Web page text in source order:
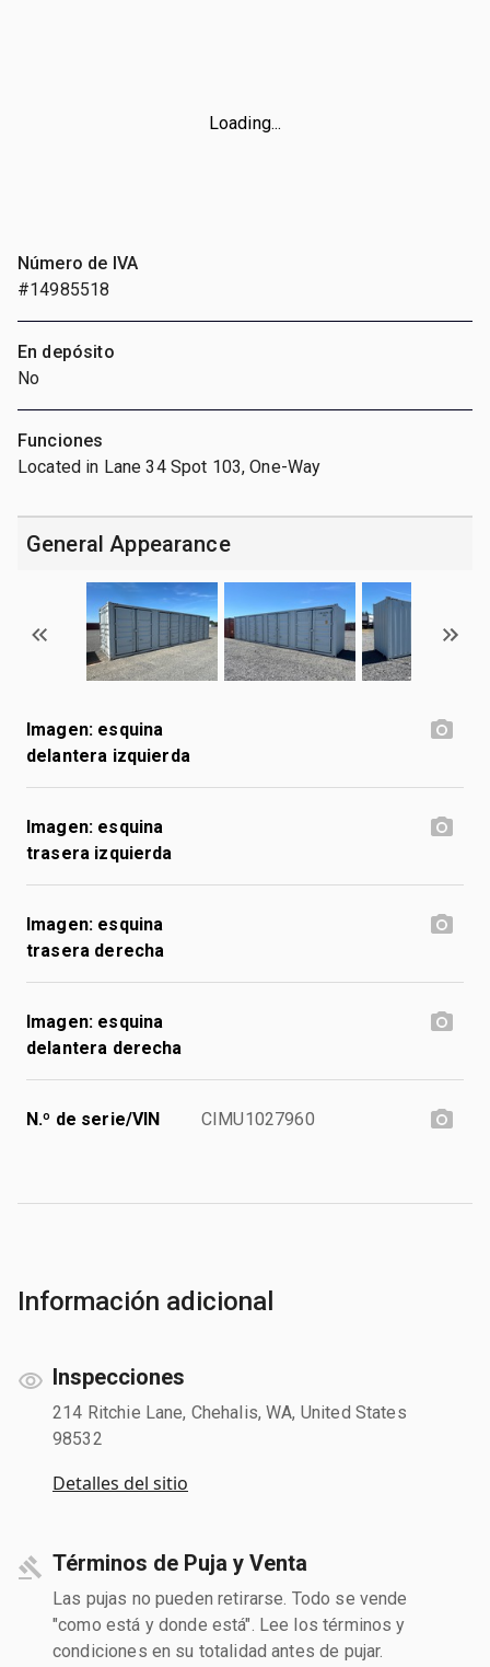
Loading...
Número de IVA
#14985518
En depósito
No
Funciones
Located in Lane 34 Spot 103, One-Way
General Appearance
Imagen: esquina
delantera izquierda
Imagen: esquina
trasera izquierda
Imagen: esquina
trasera derecha
Imagen: esquina
delantera derecha
N.º de serie/VIN CIMU1027960
Información adicional
Inspecciones
214 Ritchie Lane, Chehalis, WA, United States
98532
Detalles del sitio
Términos de Puja y Venta
Las pujas no pueden retirarse. Todo se vende
"como está y donde está". Lee los términos y
condiciones en su totalidad antes de pujar.